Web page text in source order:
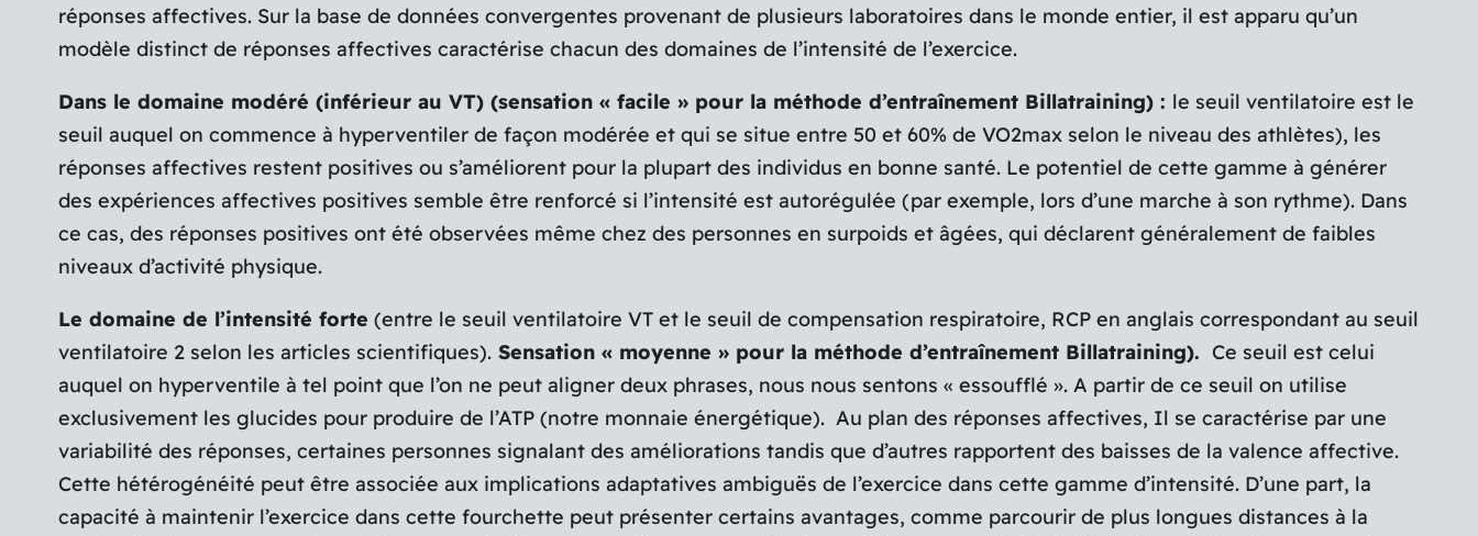
réponses affectives. Sur la base de données convergentes provenant de plusieurs laboratoires dans le monde entier, il est apparu qu’un
modèle distinct de réponses affectives caractérise chacun des domaines de l’intensité de l’exercice.
Dans le domaine modéré (inférieur au VT) (sensation « facile » pour la méthode d’entraînement Billatraining) : le seuil ventilatoire est le
seuil auquel on commence à hyperventiler de façon modérée et qui se situe entre 50 et 60% de VO2max selon le niveau des athlètes), les
réponses affectives restent positives ou s’améliorent pour la plupart des individus en bonne santé. Le potentiel de cette gamme à générer
des expériences affectives positives semble être renforcé si l’intensité est autorégulée (par exemple, lors d’une marche à son rythme). Dans
ce cas, des réponses positives ont été observées même chez des personnes en surpoids et âgées, qui déclarent généralement de faibles
niveaux d’activité physique.
Le domaine de l’intensité forte (entre le seuil ventilatoire VT et le seuil de compensation respiratoire, RCP en anglais correspondant au seuil
ventilatoire 2 selon les articles scientifiques).Sensation « moyenne » pour la méthode d’entraînement Billatraining). Ce seuil est celui
auquel on hyperventile à tel point que l’on ne peut aligner deux phrases, nous nous sentons « essoufflé ». A partir de ce seuil on utilise
exclusivement les glucides pour produire de l’ATP (notre monnaie énergétique). Au plan des réponses affectives, Il se caractérise par une
variabilité des réponses, certaines personnes signalant des améliorations tandis que d’autres rapportent des baisses de la valence affective.
Cette hétérogénéité peut être associée aux implications adaptatives ambiguës de l’exercice dans cette gamme d’intensité. D’une part, la
capacité à maintenir l’exercice dans cette fourchette peut présenter certains avantages, comme parcourir de plus longues distances à la